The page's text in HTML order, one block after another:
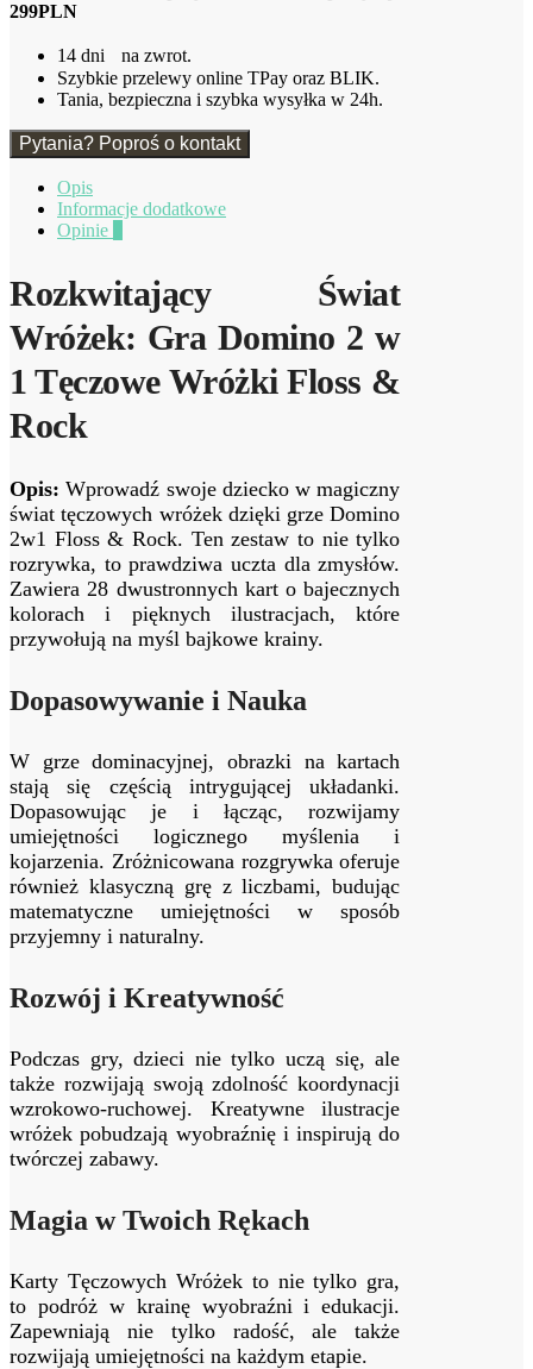
2
Floss
Rock
299PLN
14 dni na zwrot.
Szybkie przelewy online TPay oraz BLIK.
Tania, bezpieczna i szybka wysyłka w 24h.
Pytania? Poproś o kontakt
Opis
Informacje dodatkowe
Opinie
Rozkwitający Świat
Wróżek: Gra Domino 2 w
1 Tęczowe Wróżki Floss &
Rock
Opis: Wprowadź swoje dziecko w magiczny
świat tęczowych wróżek dzięki grze Domino
2w1 Floss & Rock. Ten zestaw to nie tylko
rozrywka, to prawdziwa uczta dla zmysłów.
Zawiera 28 dwustronnych kart o bajecznych
kolorach i pięknych ilustracjach, które
przywołują na myśl bajkowe krainy.
Dopasowywanie i Nauka
W grze dominacyjnej, obrazki na kartach
stają się częścią intrygującej układanki.
Dopasowując je i łącząc, rozwijamy
umiejętności logicznego myślenia i
kojarzenia. Zróżnicowana rozgrywka oferuje
również klasyczną grę z liczbami, budując
matematyczne umiejętności w sposób
przyjemny i naturalny.
Rozwój i Kreatywność
Podczas gry, dzieci nie tylko uczą się, ale
także rozwijają swoją zdolność koordynacji
wzrokowo-ruchowej. Kreatywne ilustracje
wróżek pobudzają wyobraźnię i inspirują do
twórczej zabawy.
Magia w Twoich Rękach
Karty Tęczowych Wróżek to nie tylko gra,
to podróż w krainę wyobraźni i edukacji.
Zapewniają nie tylko radość, ale także
rozwijają umiejętności na każdym etapie.